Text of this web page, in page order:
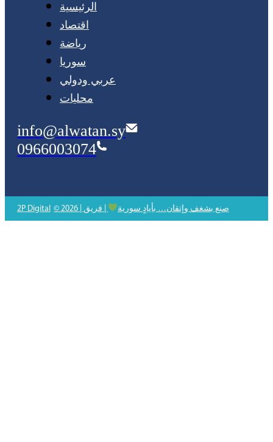
الرئيسية
اقتصاد
رياضة
سوريا
عربي ودولي
محليات
info@alwatan.sy
0966003074
2P Digital © 2026 | صنع بشغف وإتقان… بأيادٍ سورية | فريق